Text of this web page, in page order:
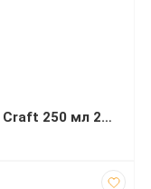
Стакан паперовий двошаровий Craft 250 мл 20 штук Т